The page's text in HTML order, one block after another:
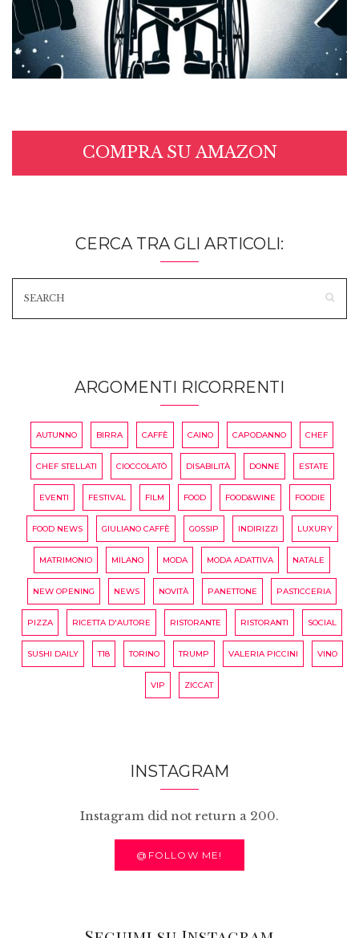
COMPRA SU AMAZON
CERCA TRA GLI ARTICOLI:
ARGOMENTI RICORRENTI
AUTUNNO BIRRA CAFFÈ CAINO CAPODANNO CHEF
CHEF STELLATI CIOCCOLATÒ DISABILITÀ DONNE ESTATE
EVENTI FESTIVAL FILM FOOD FOOD&WINE FOODIE
FOOD NEWS GIULIANO CAFFÈ GOSSIP INDIRIZZI LUXURY
MATRIMONIO MILANO MODA MODA ADATTIVA NATALE
NEW OPENING NEWS NOVITÀ PANETTONE PASTICCERIA
PIZZA RICETTA D'AUTORE RISTORANTE RISTORANTI SOCIAL
SUSHI DAILY T18 TORINO TRUMP VALERIA PICCINI VINO
VIP ZICCAT
INSTAGRAM
Instagram did not return a 200.
@FOLLOW ME!